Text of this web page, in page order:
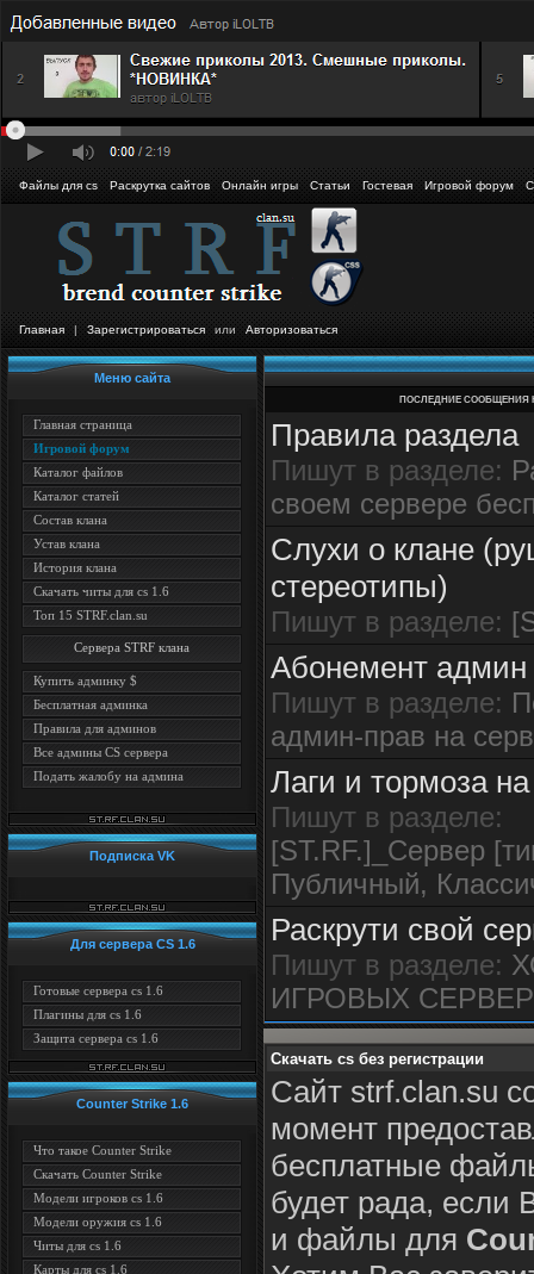
Файлы для cs Раскрутка сайтов Онлайн игры Статьи Гостевая Игровой форум
Главная | Зарегистрироваться или Авторизоваться
Меню сайта
Главная страница
Игровой форум
Каталог файлов
Каталог статей
Состав клана
Устав клана
История клана
Скачать читы для cs 1.6
Топ 15 STRF.clan.su
Сервера STRF клана
Купить админку $
Бесплатная админка
Правила для админов
Все админы CS сервера
Подать жалобу на админа
Подписка VK
Для сервера CS 1.6
Готовые сервера cs 1.6
Плагины для cs 1.6
Защита сервера cs 1.6
Counter Strike 1.6
Что такое Counter Strike
Скачать Counter Strike
Модели игроков cs 1.6
Модели оружия cs 1.6
Читы для cs 1.6
Карты для cs 1.6
ПОСЛЕДНИЕ СООБЩЕНИЯ
Правила раздела
Пишут в разделе:
своем сервере
Слухи о клане
стереотипы)
Пишут в разделе:
Абонемент админ
Пишут в разделе:
админ-прав на
Лаги и тормоза
Пишут в разделе:
[ST.RF.]_Сервер
Публичный,
Раскрути свой
Пишут в разделе:
ИГРОВЫХ
Скачать cs без регистрации
Сайт strf.clan.su
момент
бесплатные
будет рада, если
и файлы для